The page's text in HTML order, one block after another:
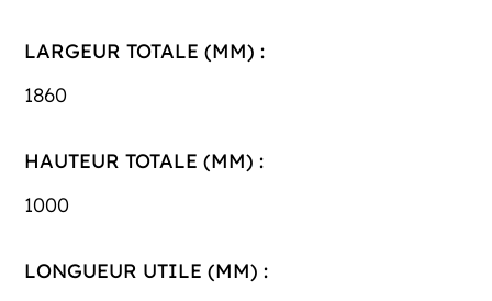
LARGEUR TOTALE (MM) :
1860
HAUTEUR TOTALE (MM) :
1000
LONGUEUR UTILE (MM) :